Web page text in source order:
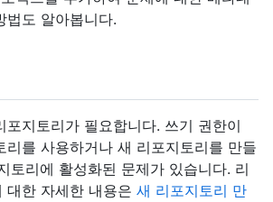
법도 알아봅니다.
포지토리가 필요합니다. 쓰기 권한이
리를 사용하거나 새 리포지토리를 만들
토리에 활성화된 문제가 있습니다. 리
대한 자세한 내용은 새 리포지토리 만